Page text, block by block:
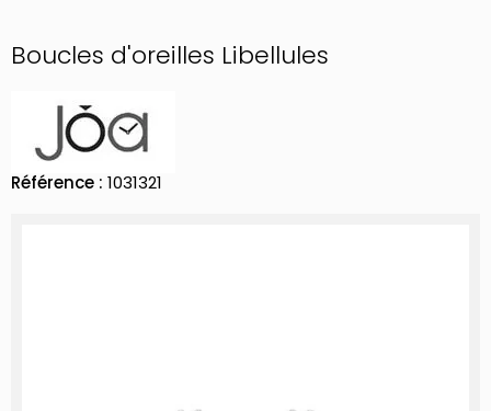
Boucles d'oreilles Libellules
Référence : 1031321